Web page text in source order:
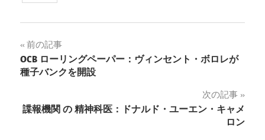
投
稿
ビ
前の記事
OCB ローリングペーパー：ヴィンセント・ボロレが
種子バンクを開設
次の記事
諜報機関 の 精神科医：ドナルド・ユーエン・キャメ
ロン